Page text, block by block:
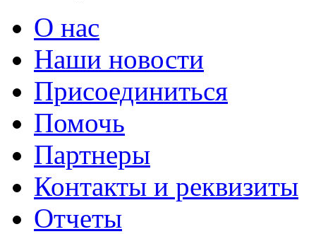
О нас
Наши новости
Присоединиться
Помочь
Партнеры
Контакты и реквизиты
Отчеты